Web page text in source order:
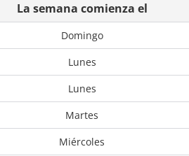
La semana comienza el
Domingo
Lunes
Lunes
Martes
Miércoles